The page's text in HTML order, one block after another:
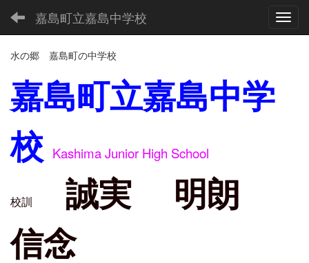
嘉島町立嘉島中学校
水の郷 嘉島町の中学校
嘉島町立嘉島中学
校 Kashima Junior High School
校訓
誠実 明朗
信念